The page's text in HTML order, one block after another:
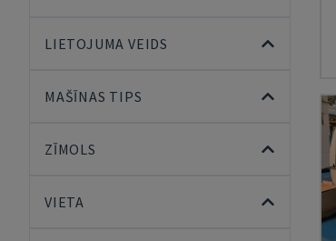
LIETOJUMA VEIDS
MAŠĪNAS TIPS
ZĪMOLS
VIETA